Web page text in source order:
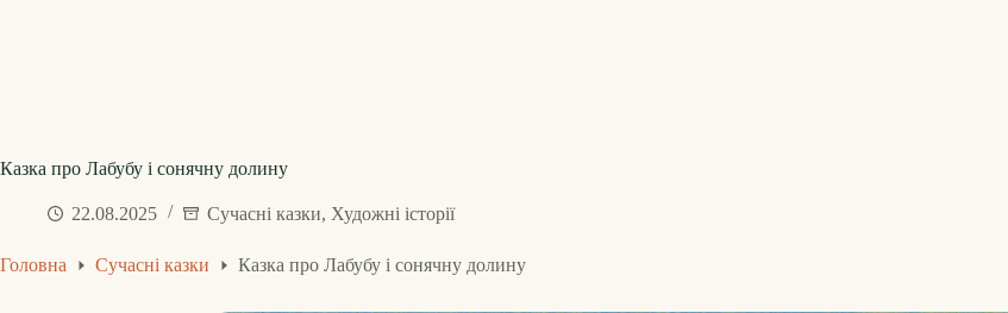
Казка про Лабубу і сонячну долину
22.08.2025 Сучасні казки, Художні історії
Головна Сучасні казки Казка про Лабубу і сонячну долину